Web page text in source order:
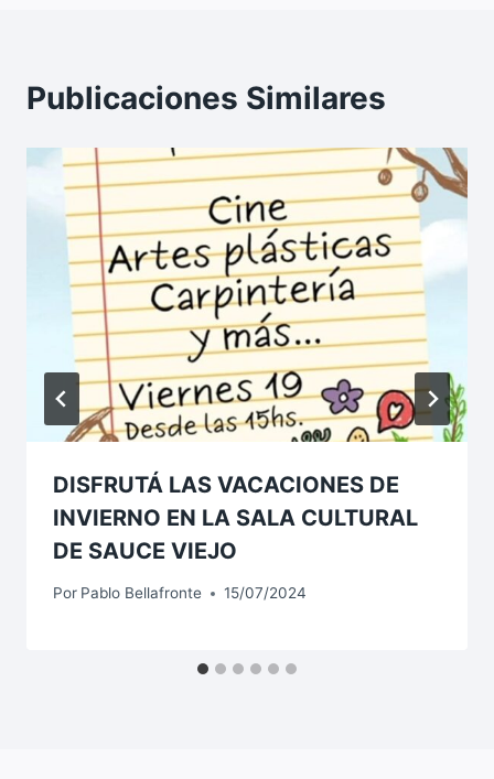
Publicaciones Similares
DISFRUTÁ LAS VACACIONES DE
INVIERNO EN LA SALA CULTURAL
DE SAUCE VIEJO
Por Pablo Bellafronte 15/07/2024